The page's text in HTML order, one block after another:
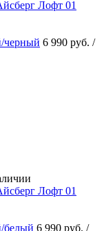
черный 6 990 руб. /
белый 6 990 руб. /